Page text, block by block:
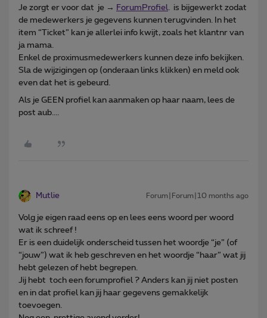
Je zorgt er voor dat je → ForumProfiel . is bijgewerkt zodat
de medewerkers je gegevens kunnen terugvinden. In het
item “Ticket” kan je allerlei info kwijt, zoals het klantnr van
ja mama.
Enkel de proximusmedewerkers kunnen deze info bekijken.
Sla de wijzigingen op (onderaan links klikken) en meld ook
even dat het is gebeurd.
Als je GEEN profiel kan aanmaken op haar naam, lees de
post aub....
Mutlie Forum|Forum|10 months ago
Volg je eigen raad eens op en lees eens woord per woord
wat ik schreef !
Er is een duidelijk onderscheid tussen het woordje “je” (of
“jouw”) wat ik heb geschreven en het woordje “haar” wat jij
hebt gelezen of hebt begrepen.
Jij hebt toch een forumprofiel ? Anders kan jij niet posten
en in dat profiel kan jij haar gegevens gemakkelijk
toevoegen.